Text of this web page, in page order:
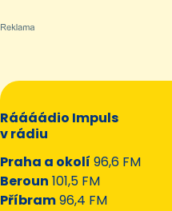
Ráááádio Impuls
v rádiu
Praha a okolí 96,6 FM
Beroun 101,5 FM
Příbram96,4 FM